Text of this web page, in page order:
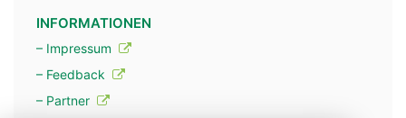
INFORMATIONEN
– Impressum
– Feedback
– Partner